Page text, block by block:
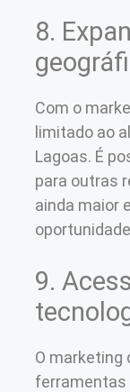
8.
Com o
limitado ao
Lagoas. É
para outras
ainda maior
9.
O marketing
ferramentas